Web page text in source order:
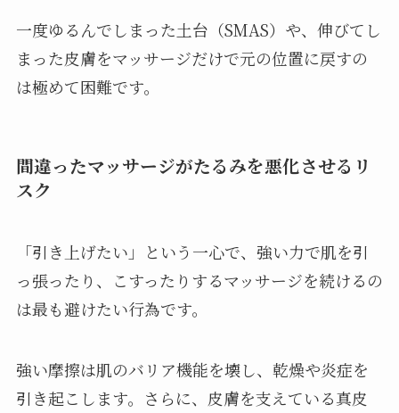
一度ゆるんでしまった土台（SMAS）や、伸びてし
まった皮膚をマッサージだけで元の位置に戻すの
は極めて困難です。
間違ったマッサージがたるみを悪化させるリ
スク
「引き上げたい」という一心で、強い力で肌を引
っ張ったり、こすったりするマッサージを続けるの
は最も避けたい行為です。
強い摩擦は肌のバリア機能を壊し、乾燥や炎症を
引き起こします。さらに、皮膚を支えている真皮